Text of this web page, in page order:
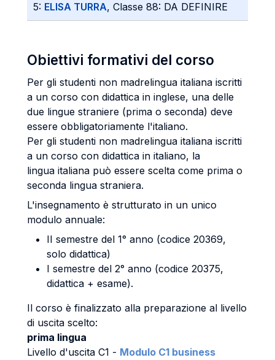
5: ELISA TURRA, Classe 88: DA DEFINIRE
Obiettivi formativi del corso
Per gli studenti non madrelingua italiana iscritti
a un corso con didattica in inglese, una delle
due lingue straniere (prima o seconda) deve
essere obbligatoriamente l'italiano.
Per gli studenti non madrelingua italiana iscritti
a un corso con didattica in italiano, la
lingua italiana può essere scelta come prima o
seconda lingua straniera.
L'insegnamento è strutturato in un unico
modulo annuale:
II semestre del 1° anno (codice 20369,
solo didattica)
I semestre del 2° anno (codice 20375,
didattica + esame).
Il corso è finalizzato alla preparazione al livello
di uscita scelto:
prima lingua
Livello d'uscita C1 - Modulo C1 business